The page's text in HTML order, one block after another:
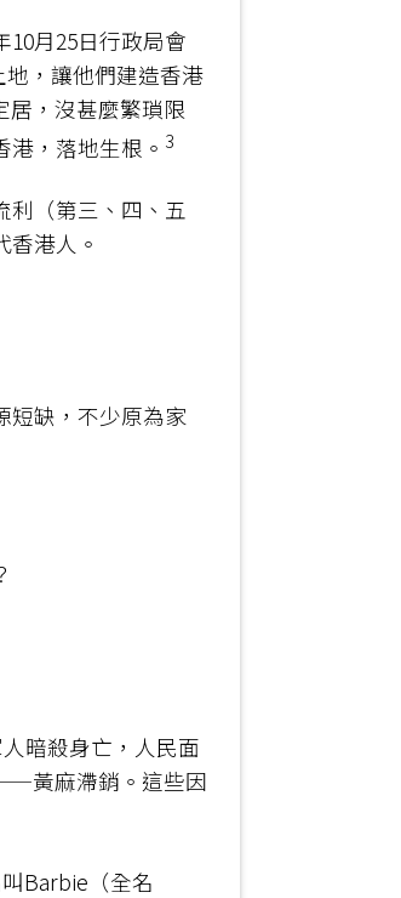
月25日行政局會
，讓他們建造香港
，沒甚麼繁瑣限
，落地生根。 3
利（第三、四、五
港人。
短缺，不少原為家
暗殺身亡，人民面
黃麻滯銷。這些因
Barbie（全名